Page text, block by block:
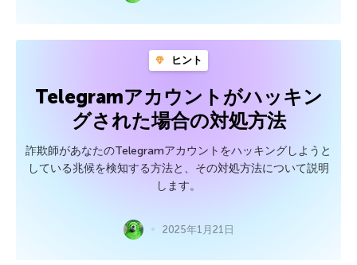
ヒント
Telegramアカウントがハッキン
グされた場合の対処方法
詐欺師があなたのTelegramアカウントをハッキングしようと
している兆候を検知する方法と、その対処方法について説明
します。
2025年1月21日